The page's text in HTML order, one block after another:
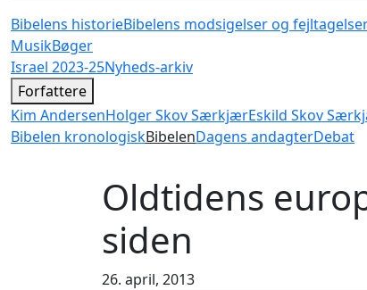
Bibelens historieBibelens modsigelser og
MusikBøger
Israel 2023-25Nyheds-arkiv
Forfattere
Kim AndersenHolger Skov SærkjærEskild Skov
Bibelen kronologiskBibelenDagens andagterDebat
Oldtidens
siden
26. april, 2013